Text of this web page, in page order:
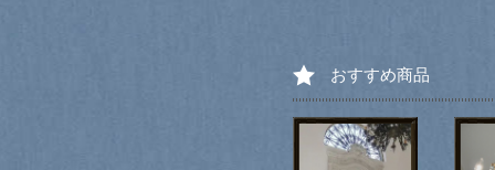
おすすめ商品